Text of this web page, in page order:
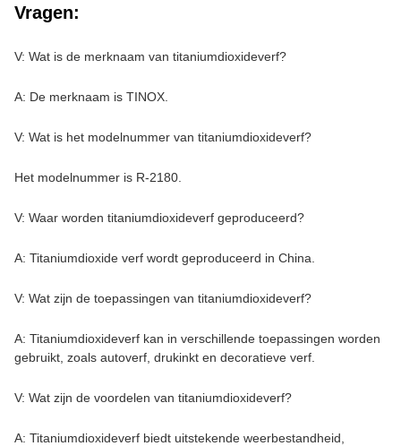
Vragen:
V: Wat is de merknaam van titaniumdioxideverf?
A: De merknaam is TINOX.
V: Wat is het modelnummer van titaniumdioxideverf?
Het modelnummer is R-2180.
V: Waar worden titaniumdioxideverf geproduceerd?
A: Titaniumdioxide verf wordt geproduceerd in China.
V: Wat zijn de toepassingen van titaniumdioxideverf?
A: Titaniumdioxideverf kan in verschillende toepassingen worden
gebruikt, zoals autoverf, drukinkt en decoratieve verf.
V: Wat zijn de voordelen van titaniumdioxideverf?
A: Titaniumdioxideverf biedt uitstekende weerbestandheid,